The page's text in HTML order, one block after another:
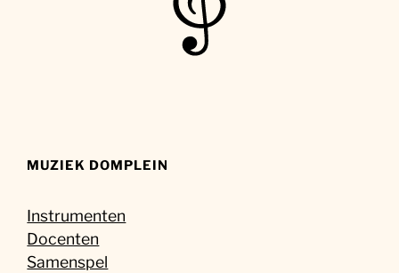
MUZIEK DOMPLEIN
Instrumenten
Docenten
Samenspel